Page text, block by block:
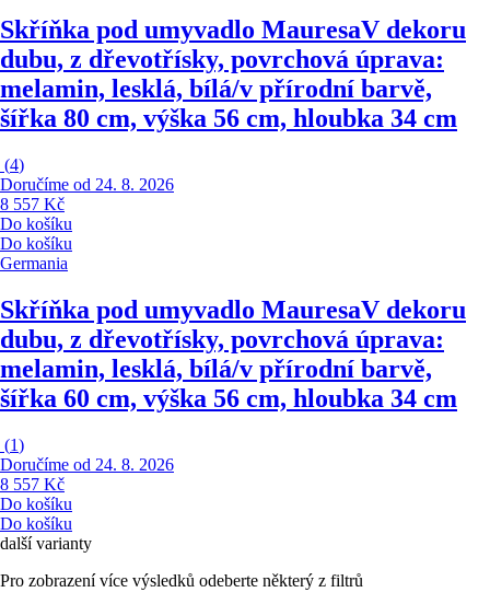
Skříňka pod umyvadlo MauresaV dekoru
dubu, z dřevotřísky, povrchová úprava:
melamin, lesklá, bílá/v přírodní barvě,
šířka 80 cm, výška 56 cm, hloubka 34 cm
(4)
Doručíme od 24. 8. 2026
8 557 Kč
Do košíku
Do košíku
Germania
Skříňka pod umyvadlo MauresaV dekoru
dubu, z dřevotřísky, povrchová úprava:
melamin, lesklá, bílá/v přírodní barvě,
šířka 60 cm, výška 56 cm, hloubka 34 cm
(1)
Doručíme od 24. 8. 2026
8 557 Kč
Do košíku
Do košíku
další varianty
Pro zobrazení více výsledků odeberte některý z filtrů